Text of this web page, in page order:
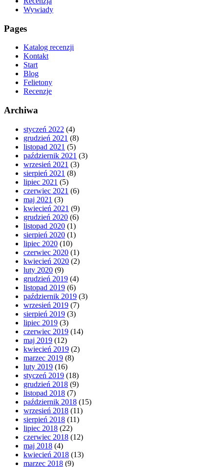
Wywiady
Pages
Katalog recenzji
Kontakt
Start
Blog
Felietony
Recenzje
Archiwa
styczeń 2022 (4)
grudzień 2021 (8)
listopad 2021 (5)
październik 2021 (3)
wrzesień 2021 (3)
sierpień 2021 (8)
lipiec 2021 (5)
czerwiec 2021 (6)
maj 2021 (3)
kwiecień 2021 (9)
grudzień 2020 (6)
listopad 2020 (1)
sierpień 2020 (1)
lipiec 2020 (10)
czerwiec 2020 (1)
kwiecień 2020 (2)
luty 2020 (9)
grudzień 2019 (4)
listopad 2019 (6)
październik 2019 (3)
wrzesień 2019 (7)
sierpień 2019 (3)
lipiec 2019 (3)
czerwiec 2019 (14)
maj 2019 (12)
kwiecień 2019 (2)
marzec 2019 (8)
luty 2019 (16)
styczeń 2019 (18)
grudzień 2018 (9)
listopad 2018 (7)
październik 2018 (15)
wrzesień 2018 (11)
sierpień 2018 (11)
lipiec 2018 (22)
czerwiec 2018 (12)
maj 2018 (4)
kwiecień 2018 (13)
marzec 2018 (9)